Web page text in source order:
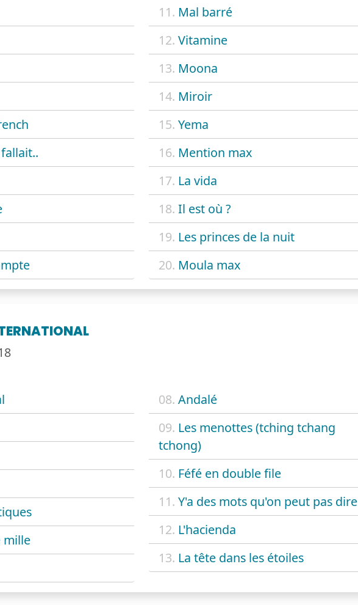
11. Mal barré
12. Vitamine
13. Moona
14. Miroir
15. Yema
16. Mention max
17. La vida
18. Il est où ?
19. Les princes de la nuit
20. Moula max
mille
08. Andalé
09. Les menottes (tching tchang
tchong)
10. Féfé en double file
11. Y'a des mots qu'on peut pas dire
12. L'hacienda
13. La tête dans les étoiles